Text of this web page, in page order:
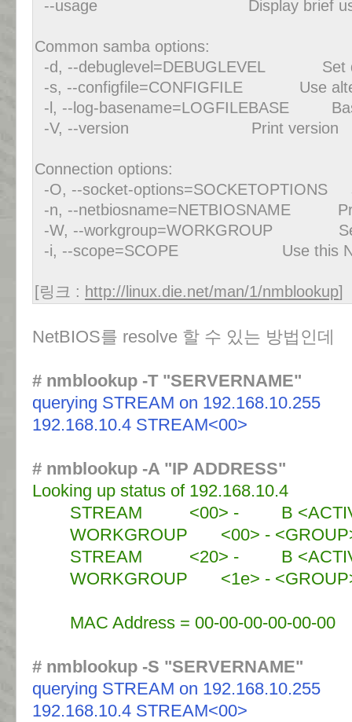
--usage Display brief usage
Common samba options:
-d, --debuglevel=DEBUGLEVEL Set
-s, --configfile=CONFIGFILE Use
-l, --log-basename=LOGFILEBASE
-V, --version Print version
Connection options:
-O, --socket-options=SOCKETOPTIONS
-n, --netbiosname=NETBIOSNAME
-W, --workgroup=WORKGROUP Set
-i, --scope=SCOPE Use this
[링크 : http://linux.die.net/man/1/nmblookup]
NetBIOS를 resolve 할 수 있는 방법인데
# nmblookup -T "SERVERNAME"
querying STREAM on 192.168.10.255
192.168.10.4 STREAM<00>
# nmblookup -A "IP ADDRESS"
Looking up status of 192.168.10.4
STREAM <00> - B
WORKGROUP <00> - <GROUP>
STREAM <20> - B
WORKGROUP <1e> - <GROUP>
MAC Address = 00-00-00-00-00-00
# nmblookup -S "SERVERNAME"
querying STREAM on 192.168.10.255
192.168.10.4 STREAM<00>